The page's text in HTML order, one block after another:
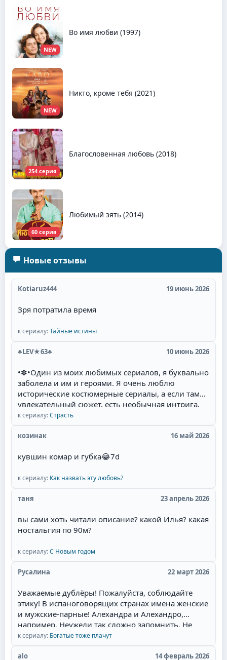
NEW
Во имя любви (1997)
NEW
Никто, кроме тебя (2021)
254 серия
Благословенная любовь (2018)
60 серия
Любимый зять (2014)
Новые отзывы
Kotiaruz444 19 июнь 2026
Зря потратила время
к сериалу:Тайные истины
♣LEV★63♣ 10 июнь 2026
•✽•Один из моих любимых сериалов, я буквально
заболела и им и героями. Я очень люблю
исторические костюмерные сериалы, а если там
увлекательный сюжет, есть необычная интрига,
красивые талантливые актёры(Фернандо Колунга,
Себастьян Рульи, Уильям Леви) и их
великолепная игра, то для меня наслаждение
захватывающий сюжет, съёмки в живописных
полное соответствие эпохе, великолепные наряды
актёров и конечно любимая тема в романах и
сериалах- ненависть перерастающая в бешеную
сюжета. у меня даже сложилась мысль, что это
экранизация одного из дамских любовных
которые мечтала увидеть на экране. Привлек сам
образ главного героя - пират.Отдельный респект
за отсутствие моего "любимейшего" сюжетного
ложится с ним, и героиня это видит. Потом
злодейка объявляет о беременности, и герой, как
честный человек, женится. Причём он может
противиться, но героиня сама его отпускает к
другой, мол, ты должен, там ребёнок. При этом
она часто сама беременна. И она выходит замуж
к сериалу:Страсть
козинак 16 май 2026
кувшин комар и губка😂7d
к сериалу: Как назвать эту любовь?
таня 23 апрель 2026
вы сами хоть читали описание? какой Илья? какая
ностальгия по 90м?
к сериалу:С Новым годом
Русалина 22 март 2026
Уважаемые дублёры! Пожалуйста, соблюдайте
этику! В испаноговорящих странах имена женские
и мужские-парные! Алехандра и Алехандро,
например. Неужели так сложно запомнить. Не
валите всё в одну кучу! Сантьяга - режет ухо!
Мужские имена имеют окончание -о, а женские,
соответственно -а.
к сериалу: Богатые тоже плачут
alo 14 февраль 2026